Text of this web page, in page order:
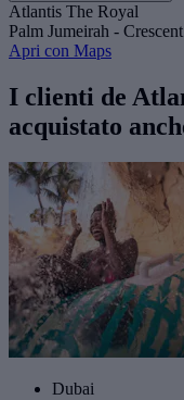
Atlantis The Royal
Palm Jumeirah -
Apri con Maps
I clienti de
acquistato
Dubai